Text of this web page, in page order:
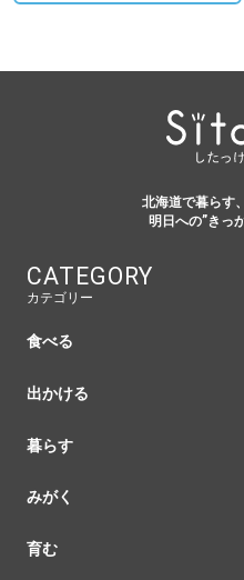
北海道で暮らす
明日への”きっ
CATEGORY
カテゴリー
食べる
出かける
暮らす
みがく
育む